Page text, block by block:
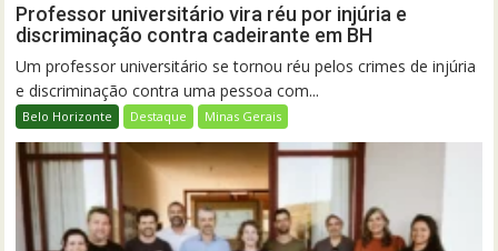
Professor universitário vira réu por injúria e
discriminação contra cadeirante em BH
Um professor universitário se tornou réu pelos crimes de injúria
e discriminação contra uma pessoa com...
Belo Horizonte Destaque Minas Gerais